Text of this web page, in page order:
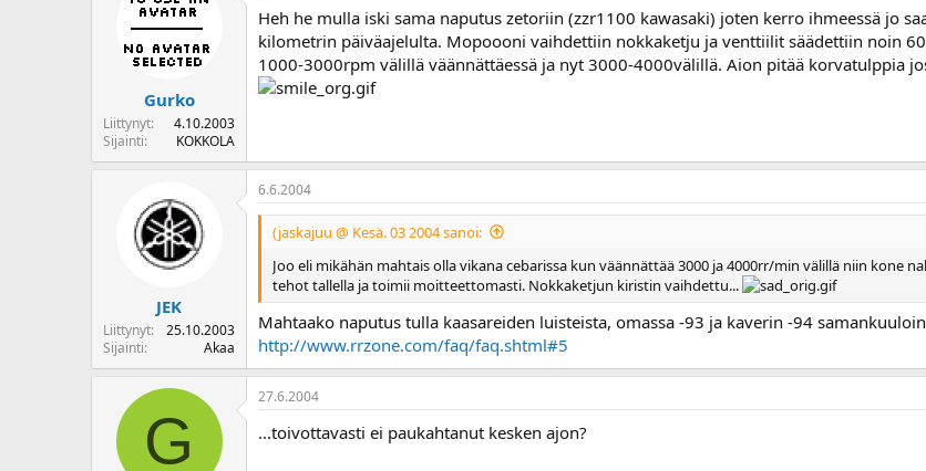
Gurko
Liittynyt
4.10.2003
Sijainti
KOKKOLA
Heh he mulla iski sama naputus zetoriin (zzr1100 kawasaki) joten kerro ihmeessä jo
kilometrin päiväajelulta. Mopoooni vaihdettiin nokkaketju ja venttiilit säädettiin noin
1000-3000rpm välillä väännättäessä ja nyt 3000-4000välillä. Aion pitää korvatulppia
JEK
Liittynyt
25.10.2003
Sijainti
Akaa
6.6.2004
(jaskajuu @ Kesä. 03 2004 sanoi:
Joo eli mikähän mahtais olla vikana cebarissa kun väännättää 3000 ja 4000rr/min välillä niin kone
tehot tallella ja toimii moitteettomasti. Nokkaketjun kiristin vaihdettu...
Mahtaako naputus tulla kaasareiden luisteista, omassa -93 ja kaverin -94
http://www.rrzone.com/faq/faq.shtml#5
G
27.6.2004
...toivottavasti ei paukahtanut kesken ajon?